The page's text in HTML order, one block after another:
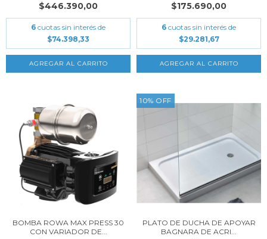
$446.390,00
6 cuotas sin interés de
$74.398,33
$175.690,00
6 cuotas sin interés de
$29.281,67
BOMBA ROWA MAX PRESS 30
CON VARIADOR DE...
10% OFF
PLATO DE DUCHA DE APOYAR
BAGNARA DE ACRI...